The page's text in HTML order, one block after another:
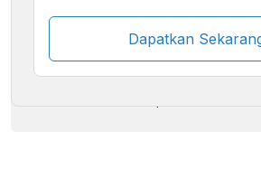
Dapatkan
Beberapa metode pembayaran